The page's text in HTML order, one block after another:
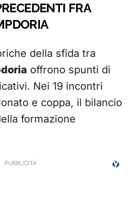
FRA
della sfida tra
offrono spunti di
Nei 19 incontri
e coppa, il bilancio
formazione